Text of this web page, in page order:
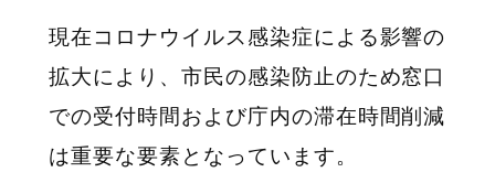
現在コロナウイルス感染症による影響の
拡大により、市民の感染防止のため窓口
での受付時間および庁内の滞在時間削減
は重要な要素となっています。